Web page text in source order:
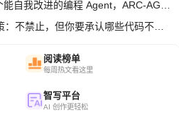
阅读榜单
每周热文看这里
智写平台
AI 创作更轻松